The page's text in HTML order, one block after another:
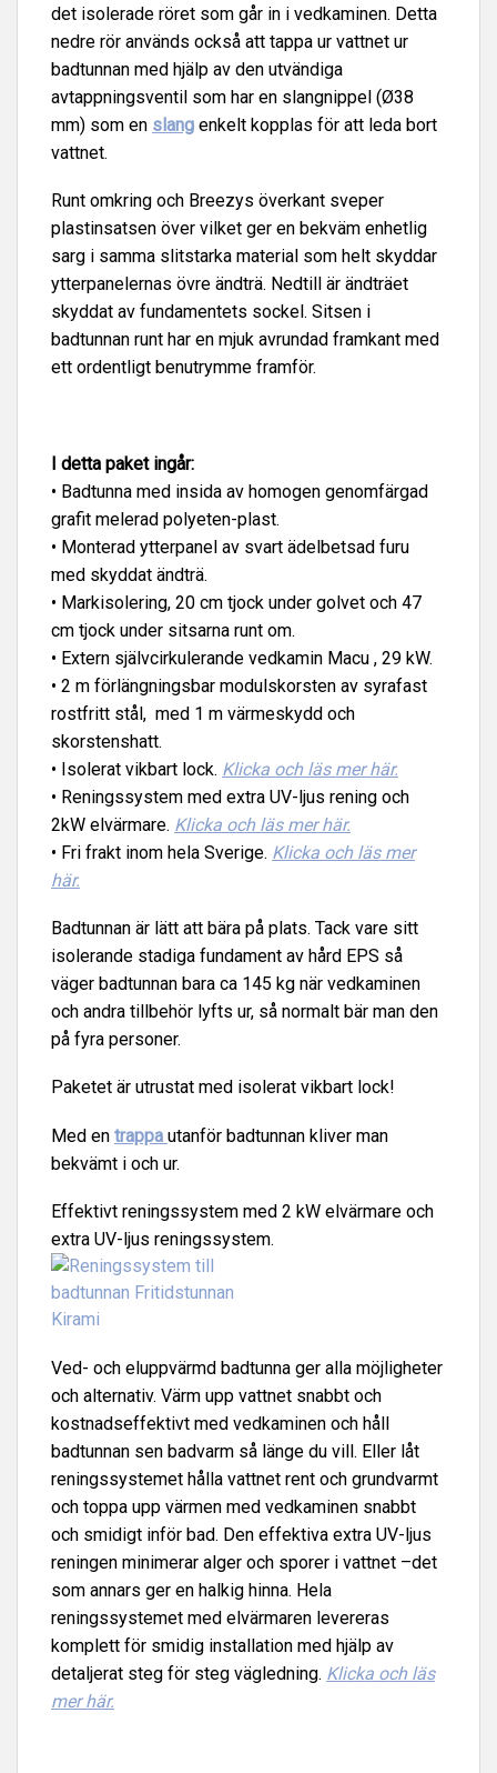
det isolerade röret som går in i vedkaminen. Detta
nedre rör används också att tappa ur vattnet ur
badtunnan med hjälp av den utvändiga
avtappningsventil som har en slangnippel (Ø38
mm) som en slang enkelt kopplas för att leda bort
vattnet.
Runt omkring och Breezys överkant sveper
plastinsatsen över vilket ger en bekväm enhetlig
sarg i samma slitstarka material som helt skyddar
ytterpanelernas övre ändträ. Nedtill är ändträet
skyddat av fundamentets sockel. Sitsen i
badtunnan runt har en mjuk avrundad framkant med
ett ordentligt benutrymme framför.
I detta paket ingår:
• Badtunna med insida av homogen genomfärgad
grafit melerad polyeten-plast.
• Monterad ytterpanel av svart ädelbetsad furu
med skyddat ändträ.
• Markisolering, 20 cm tjock under golvet och 47
cm tjock under sitsarna runt om.
• Extern självcirkulerande vedkamin Macu , 29 kW.
• 2 m förlängningsbar modulskorsten av syrafast
rostfritt stål, med 1 m värmeskydd och
skorstenshatt.
• Isolerat vikbart lock. Klicka och läs mer här.
• Reningssystem med extra UV-ljus rening och
2kW elvärmare. Klicka och läs mer här.
• Fri frakt inom hela Sverige. Klicka och läs mer
här.
Badtunnan är lätt att bära på plats. Tack vare sitt
isolerande stadiga fundament av hård EPS så
väger badtunnan bara ca 145 kg när vedkaminen
och andra tillbehör lyfts ur, så normalt bär man den
på fyra personer.
Paketet är utrustat med isolerat vikbart lock!
Med en trappa utanför badtunnan kliver man
bekvämt i och ur.
Effektivt reningssystem med 2 kW elvärmare och
extra UV-ljus reningssystem.
Ved- och eluppvärmd badtunna ger alla möjligheter
och alternativ. Värm upp vattnet snabbt och
kostnadseffektivt med vedkaminen och håll
badtunnan sen badvarm så länge du vill. Eller låt
reningssystemet hålla vattnet rent och grundvarmt
och toppa upp värmen med vedkaminen snabbt
och smidigt inför bad. Den effektiva extra UV-ljus
reningen minimerar alger och sporer i vattnet –det
som annars ger en halkig hinna. Hela
reningssystemet med elvärmaren levereras
komplett för smidig installation med hjälp av
detaljerat steg för steg vägledning. Klicka och läs
mer här.